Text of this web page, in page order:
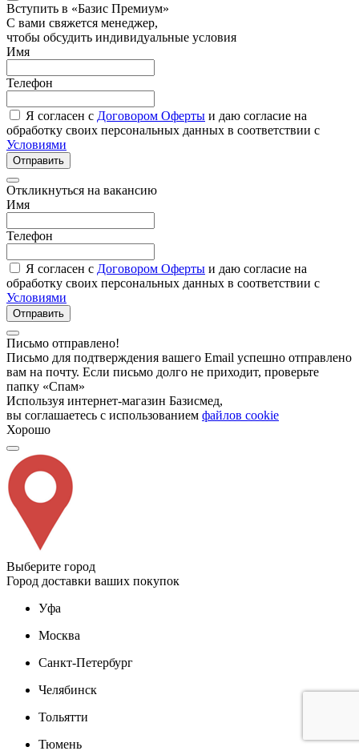
Вступить в «Базис Премиум»
С вами свяжется менеджер,
чтобы обсудить индивидуальные условия
Имя
Телефон
Я согласен с Договором Оферты и даю согласие на
обработку своих персональных данных в соответствии с
Условиями
Отправить
Откликнуться на вакансию
Имя
Телефон
Я согласен с Договором Оферты и даю согласие на
обработку своих персональных данных в соответствии с
Условиями
Отправить
Письмо отправлено!
Письмо для подтверждения вашего Email успешно отправлено
вам на почту. Если письмо долго не приходит, проверьте
папку «Спам»
Используя интернет-магазин Базисмед,
вы соглашаетесь с использованием файлов cookie
Хорошо
Выберите город
Город доставки ваших покупок
Уфа
Москва
Санкт-Петербург
Челябинск
Тольятти
Тюмень